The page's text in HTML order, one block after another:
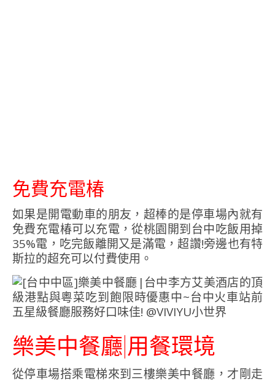
免費充電椿
如果是開電動車的朋友，超棒的是停車場內就有
免費充電椿可以充電，從桃園開到台中吃飯用掉
35%電，吃完飯離開又是滿電，超讚!旁邊也有特
斯拉的超充可以付費使用。
樂美中餐廳|用餐環境
從停車場搭乘電梯來到三樓樂美中餐廳，才剛走